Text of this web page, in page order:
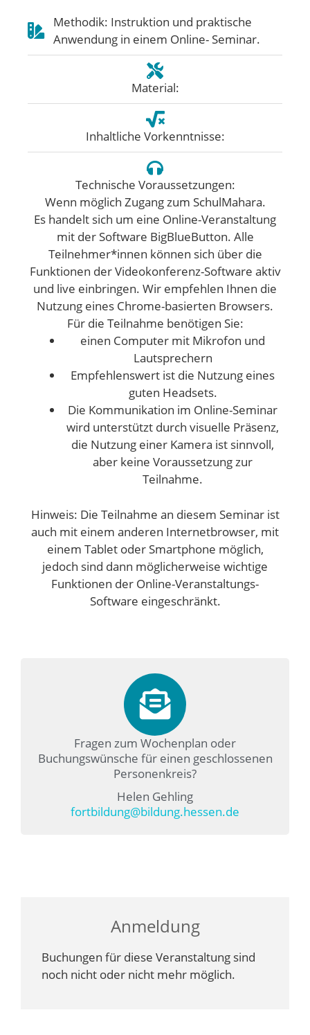
Methodik: Instruktion und praktische
Anwendung in einem Online- Seminar.
Material:
Inhaltliche Vorkenntnisse:
Technische Voraussetzungen:
Wenn möglich Zugang zum SchulMahara.
Es handelt sich um eine Online-Veranstaltung
mit der Software BigBlueButton. Alle
Teilnehmer*innen können sich über die
Funktionen der Videokonferenz-Software aktiv
und live einbringen. Wir empfehlen Ihnen die
Nutzung eines Chrome-basierten Browsers.
Für die Teilnahme benötigen Sie:
einen Computer mit Mikrofon und
Lautsprechern
Empfehlenswert ist die Nutzung eines
guten Headsets.
Die Kommunikation im Online-Seminar
wird unterstützt durch visuelle Präsenz,
die Nutzung einer Kamera ist sinnvoll,
aber keine Voraussetzung zur
Teilnahme.
Hinweis: Die Teilnahme an diesem Seminar ist
auch mit einem anderen Internetbrowser, mit
einem Tablet oder Smartphone möglich,
jedoch sind dann möglicherweise wichtige
Funktionen der Online-Veranstaltungs-
Software eingeschränkt.
Fragen zum Wochenplan oder
Buchungswünsche für einen geschlossenen
Personenkreis?
Helen Gehling
fortbildung@bildung.hessen.de
Anmeldung
Buchungen für diese Veranstaltung sind
noch nicht oder nicht mehr möglich.